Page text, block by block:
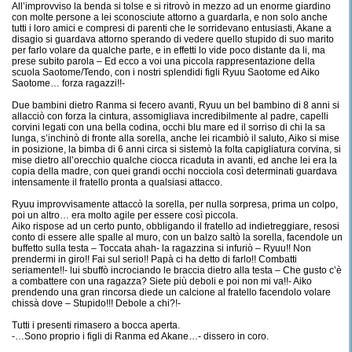
All’improvviso la benda si tolse e si ritrovò in mezzo ad un enorme giardino
con molte persone a lei sconosciute attorno a guardarla, e non solo anche
tutti i loro amici e compresi di parenti che le sorridevano entusiasti, Akane a
disagio si guardava attorno sperando di vedere quello stupido di suo marito
per farlo volare da qualche parte, e in effetti lo vide poco distante da li, ma
prese subito parola – Ed ecco a voi una piccola rappresentazione della
scuola Saotome/Tendo, con i nostri splendidi figli Ryuu Saotome ed Aiko
Saotome… forza ragazzi!!-
Due bambini dietro Ranma si fecero avanti, Ryuu un bel bambino di 8 anni si
allacciò con forza la cintura, assomigliava incredibilmente al padre, capelli
corvini legati con una bella codina, occhi blu mare ed il sorriso di chi la sa
lunga, s’inchinò di fronte alla sorella, anche lei ricambiò il saluto, Aiko si mise
in posizione, la bimba di 6 anni circa si sistemò la folta capigliatura corvina, si
mise dietro all’orecchio qualche ciocca ricaduta in avanti, ed anche lei era la
copia della madre, con quei grandi occhi nocciola così determinati guardava
intensamente il fratello pronta a qualsiasi attacco.
Ryuu improvvisamente attaccò la sorella, per nulla sorpresa, prima un colpo,
poi un altro… era molto agile per essere così piccola.
Aiko rispose ad un certo punto, obbligando il fratello ad indietreggiare, resosi
conto di essere alle spalle al muro, con un balzo saltò la sorella, facendole un
buffetto sulla testa – Toccata ahah- la ragazzina si infuriò – Ryuu!! Non
prendermi in giro!! Fai sul serio!! Papà ci ha detto di farlo!! Combatti
seriamente!!- lui sbuffò incrociando le braccia dietro alla testa – Che gusto c’è
a combattere con una ragazza? Siete più deboli e poi non mi va!!- Aiko
prendendo una gran rincorsa diede un calcione al fratello facendolo volare
chissà dove – Stupido!!! Debole a chi?!-
Tutti i presenti rimasero a bocca aperta.
-…Sono proprio i figli di Ranma ed Akane…- dissero in coro.